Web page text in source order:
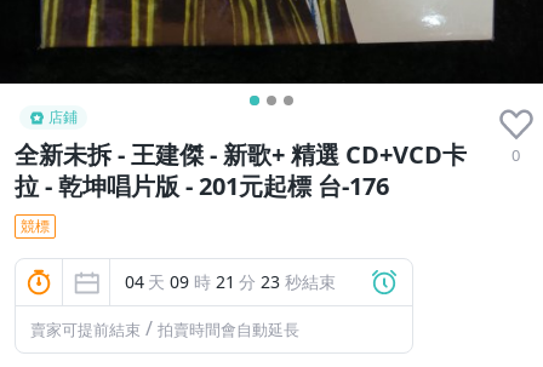
店鋪
全新未拆 - 王建傑 - 新歌+ 精選 CD+VCD卡
拉 - 乾坤唱片版 - 201元起標 台-176
0
競標
04 天 09 時 21 分 23 秒結束
賣家可提前結束 / 拍賣時間會自動延長